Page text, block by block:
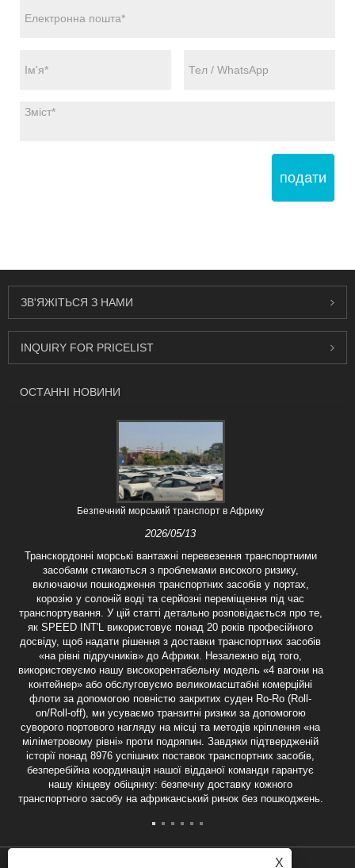
подати
ЗВ'ЯЖІТЬСЯ З НАМИ
INQUIRY FOR PRICELIST
ОСТАННІ НОВИНИ
Безпечний морський транспорт в Африку
2026/05/13
Транскордонні морські вантажні перевезення транспортними
засобами стикаються з проблемами високого ризику,
включаючи пошкодження транспортних засобів у портах,
корозію у солоній воді та серйозні переміщення під час
транспортування. У цій статті детально розповідається про те,
як SPEED INT'L використовує понад 20 років професійного
досвіду, щоб надати рішення з доставки транспортних засобів
«на рівні підручників» до Африки. Незалежно від того,
використовуємо нашу високорентабельну модель «4 вагони на
контейнер» або обслуговуємо великомасштабні комерційні
флоти за допомогою повністю закритих суден Ro-Ro (Roll-
on/Roll-off), ми усуваємо транзитні ризики за допомогою
суворого портового нагляду на місці та методів кріплення «на
міліметровому рівні» проти подряпин. Завдяки підтвердженій
історії понад 8976 успішних поставок транспортних засобів,
безперебійна координація нашої відданої команди гарантує
нашу кінцеву обіцянку: безпечну доставку кожного
транспортного засобу на африканський ринок без пошкоджень.
X